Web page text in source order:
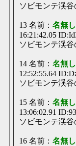
ソビモンテ渓
13 名前： 名無
16:21:42.05
ソビモンテ渓谷
14 名前： 名無
12:52:55.64
ソビモンテ渓
15 名前： 名無
13:06:02.91
ソビモンテ渓
16 名前： 名無